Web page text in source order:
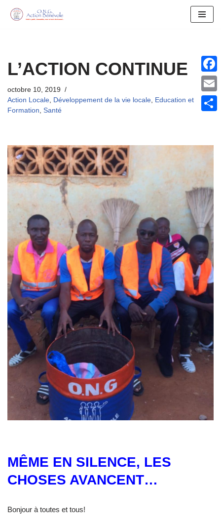
L’ACTION CONTINUE
octobre 10, 2019
Action Locale, Développement de la vie locale, Education et
Formation, Santé
MÊME EN SILENCE, LES
CHOSES AVANCENT…
Bonjour à toutes et tous!
Email